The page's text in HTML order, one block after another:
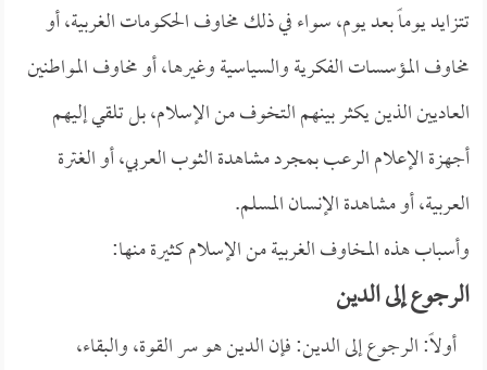
تتزايد يوماً بعد يوم، سواء في ذلك مخاوف الحكومات الغربية، أو
مخاوف المؤسسات الفكرية والسياسية وغيرها، أو مخاوف المواطنين
العاديين الذين يكثر بينهم التخوف من الإسلام، بل تلقي إليهم
أجهزة الإعلام الرعب بمجرد مشاهدة الثوب العربي، أو الغترة
العربية، أو مشاهدة الإنسان المسلم.
وأسباب هذه المخاوف الغربية من الإسلام كثيرة منها:
الرجوع إلى الدين
أولاً: الرجوع إلى الدين: فإن الدين هو سر القوة، والبقاء،